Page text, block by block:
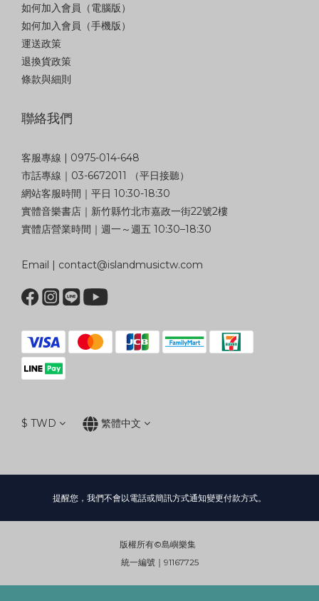
如何加入會員（電腦版）
如何加入會員（手機版）
運送政策
退換貨政策
條款與細則
聯絡我們
客服專線 | 0975-014-648
市話專線｜03-6672011 （平日接聽）
網站客服時間｜平日 10:30-18:30
實體音樂書店｜新竹縣竹北市嘉政一街22號2樓
實體店營業時間｜週一～週五 10:30–18:30
Email | contact@islandmusictw.com
$ TWD 繁體中文
提醒您，我們不會以電話或簡訊方式通知變更付款方式。
版權所有©島嶼樂集
統一編號｜91167725